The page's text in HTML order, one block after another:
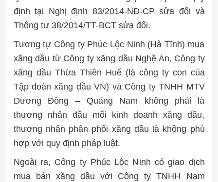
định tại Nghị định 83/2014-NĐ-CP sửa đổi và
Thông tư 38/2014/TT-BCT sửa đổi.
Tương tự Công ty Phúc Lộc Ninh (Hà Tĩnh) mua
xăng dầu từ Công ty xăng dầu Nghệ An, Công ty
xăng dầu Thừa Thiên Huế(là công ty con của
Tập đoàn xăng dầu VN) và Công ty TNHH MTV
Dương Đông – Quảng Nam không phải là
thương nhân đầu mối kinh doanh xăng dầu,
thương nhân phân phối xăng dầu là không phù
hợp với quy định pháp luật.
Ngoài ra, Công ty Phúc Lộc Ninh có giao dịch
mua bán xăng dầu với Công ty TNHH Nam